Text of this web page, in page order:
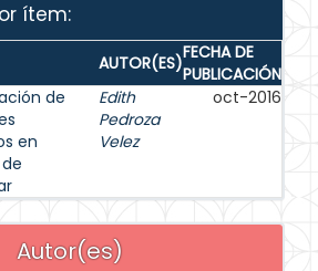
ítem:
AUTOR(ES)FECHA DE
PUBLICACIÓN
de
en
Edith
Pedroza
Velez
oct-2016
Autor(es)